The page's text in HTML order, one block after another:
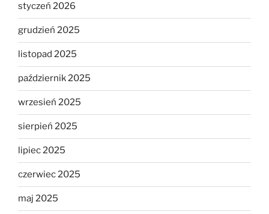
styczeń 2026
grudzień 2025
listopad 2025
październik 2025
wrzesień 2025
sierpień 2025
lipiec 2025
czerwiec 2025
maj 2025